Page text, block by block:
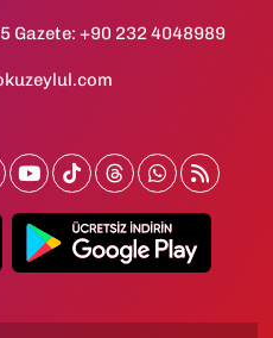
Gazete: +90 232 4048989